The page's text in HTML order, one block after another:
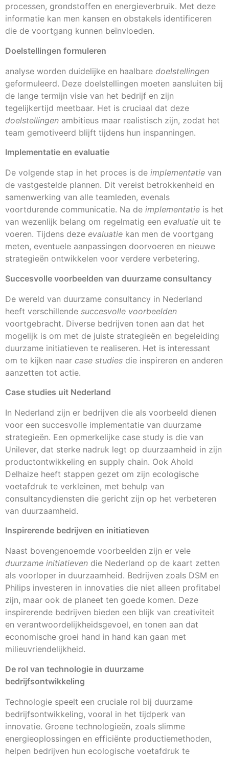
processen, grondstoffen en energieverbruik. Met deze
informatie kan men kansen en obstakels identificeren
die de voortgang kunnen beïnvloeden.
Doelstellingen formuleren
analyse worden duidelijke en haalbare doelstellingen
geformuleerd. Deze doelstellingen moeten aansluiten bij
de lange termijn visie van het bedrijf en zijn
tegelijkertijd meetbaar. Het is cruciaal dat deze
doelstellingen ambitieus maar realistisch zijn, zodat het
team gemotiveerd blijft tijdens hun inspanningen.
Implementatie en evaluatie
De volgende stap in het proces is de implementatie van
de vastgestelde plannen. Dit vereist betrokkenheid en
samenwerking van alle teamleden, evenals
voortdurende communicatie. Na de implementatie is het
van wezenlijk belang om regelmatig een evaluatie uit te
voeren. Tijdens deze evaluatie kan men de voortgang
meten, eventuele aanpassingen doorvoeren en nieuwe
strategieën ontwikkelen voor verdere verbetering.
Succesvolle voorbeelden van duurzame consultancy
De wereld van duurzame consultancy in Nederland
heeft verschillende succesvolle voorbeelden
voortgebracht. Diverse bedrijven tonen aan dat het
mogelijk is om met de juiste strategieën en begeleiding
duurzame initiatieven te realiseren. Het is interessant
om te kijken naar case studies die inspireren en anderen
aanzetten tot actie.
Case studies uit Nederland
In Nederland zijn er bedrijven die als voorbeeld dienen
voor een succesvolle implementatie van duurzame
strategieën. Een opmerkelijke case study is die van
Unilever, dat sterke nadruk legt op duurzaamheid in zijn
productontwikkeling en supply chain. Ook Ahold
Delhaize heeft stappen gezet om zijn ecologische
voetafdruk te verkleinen, met behulp van
consultancydiensten die gericht zijn op het verbeteren
van duurzaamheid.
Inspirerende bedrijven en initiatieven
Naast bovengenoemde voorbeelden zijn er vele
duurzame initiatieven die Nederland op de kaart zetten
als voorloper in duurzaamheid. Bedrijven zoals DSM en
Philips investeren in innovaties die niet alleen profitabel
zijn, maar ook de planeet ten goede komen. Deze
inspirerende bedrijven bieden een blijk van creativiteit
en verantwoordelijkheidsgevoel, en tonen aan dat
economische groei hand in hand kan gaan met
milieuvriendelijkheid.
De rol van technologie in duurzame
bedrijfsontwikkeling
Technologie speelt een cruciale rol bij duurzame
bedrijfsontwikkeling, vooral in het tijdperk van
innovatie. Groene technologieën, zoals slimme
energieoplossingen en efficiënte productiemethoden,
helpen bedrijven hun ecologische voetafdruk te